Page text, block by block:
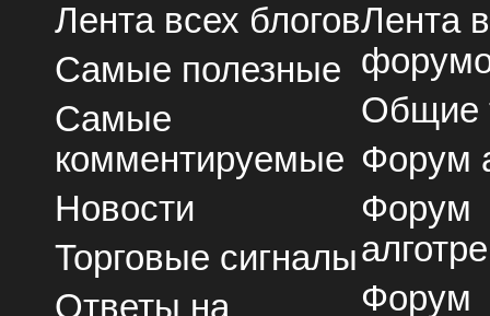
Лента всех блогов
Самые полезные
Самые
комментируемые
Новости
Торговые сигналы
Ответы на
Лента
Общие
Форум
Форум
Форум